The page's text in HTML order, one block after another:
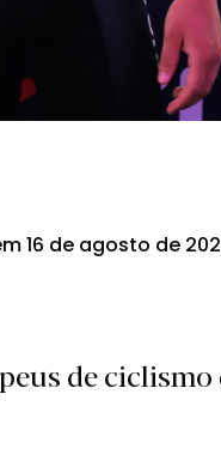
16 de agosto de
de ciclismo